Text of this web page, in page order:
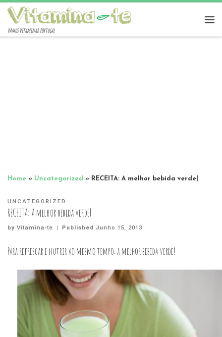
Vamos Vitaminar Portugal
Home » Uncategorized » RECEITA: A melhor bebida verde|
UNCATEGORIZED
RECEITA: A melhor bebida verde|
by Vitamina-te | Published Junho 15, 2013
Para refrescar e nutrir ao mesmo tempo: a melhor bebida verde!